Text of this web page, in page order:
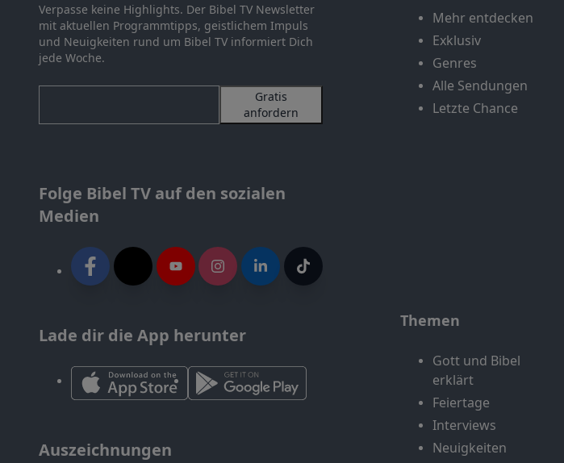
Verpasse keine Highlights. Der Bibel TV Newsletter
mit aktuellen Programmtipps, geistlichem Impuls
und Neuigkeiten rund um Bibel TV informiert Dich
jede Woche.
Gratis
anfordern
Folge Bibel TV auf den sozialen
Medien
Lade dir die App herunter
Auszeichnungen
Mehr entdecken
Exklusiv
Genres
Alle Sendungen
Letzte Chance
Themen
Gott und Bibel
erklärt
Feiertage
Interviews
Neuigkeiten